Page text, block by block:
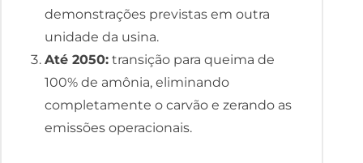
demonstrações previstas em outra
unidade da usina.
Até 2050: transição para queima de
100% de amônia, eliminando
completamente o carvão e zerando as
emissões operacionais.